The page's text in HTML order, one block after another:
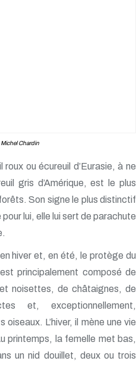
Chardin
roux ou écureuil d’Eurasie, à ne
gris d’Amérique, est le plus
Son signe le plus distinctif
lui, elle lui sert de parachute
hiver et, en été, le protège du
principalement composé de
noisettes, de châtaignes, de
et, exceptionnellement,
L’hiver, il mène une vie
printemps, la femelle met bas,
un nid douillet, deux ou trois